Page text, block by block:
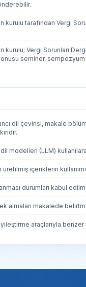
tarafından Vergi
Vergi Sorunları
seminer, sempozyum
dil çevirisi, makale
modelleri (LLM)
içeriklerin
durumları kabul
almaları makalede
araçlarıyla